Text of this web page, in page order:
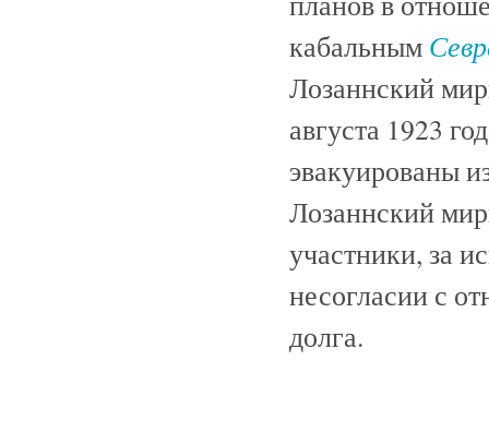
кабальным
Лозаннский
августа 1923
эвакуированы
Лозаннский
участники, за
несогласии с
долга.